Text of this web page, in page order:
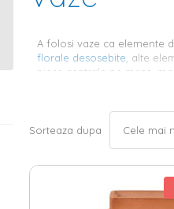
A folosi vaze ca elemente
florale desosebite , alte
piese centrale pe mese,
Vaze
Inainte de a include
modele, atat ieftine, cat si
vaze din ceramica, fie
stralucitoare, cum ar fi
Sorteaza dupa